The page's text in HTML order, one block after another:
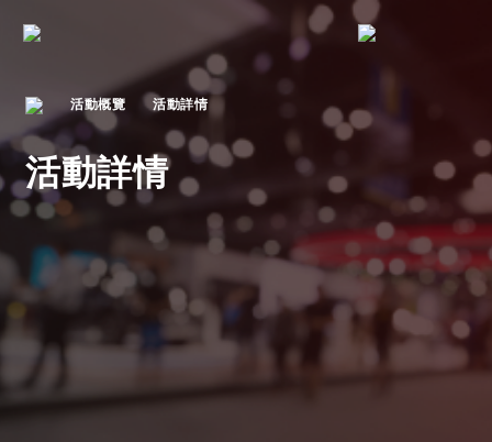
活動概覽 活動詳情
活動詳情